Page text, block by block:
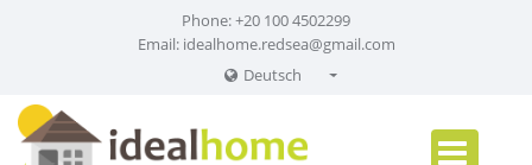
Phone: +20 100 4502299
Email: idealhome.redsea@gmail.com
Deutsch
Russian